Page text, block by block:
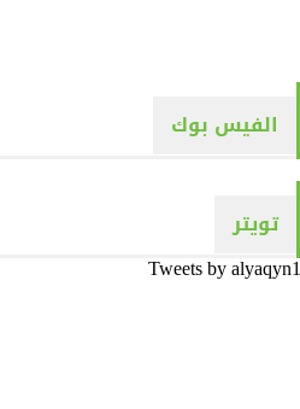
الفيس بوك
تويتر
Tweets by alyaqyn1